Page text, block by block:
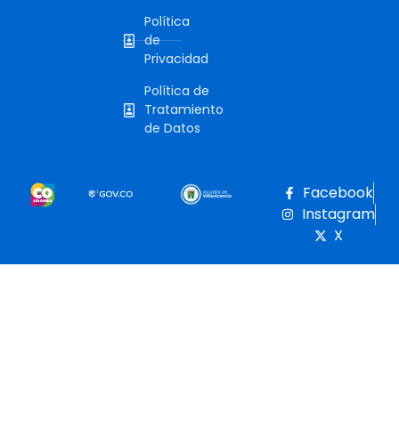
Política
de
Privacidad
Política de
Tratamiento
de Datos
Facebook
Instagram
X